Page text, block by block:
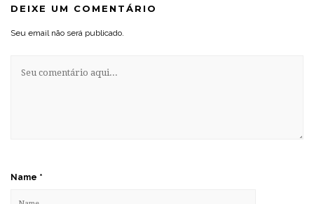
DEIXE UM COMENTÁRIO
Seu email não será publicado.
Name *